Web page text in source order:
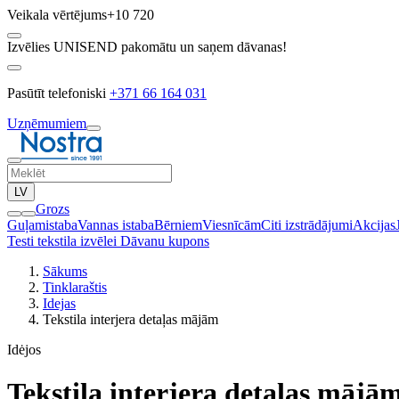
Veikala vērtējums+10 720
Izvēlies UNISEND pakomātu un saņem dāvanas!
Pasūtīt telefoniski +371 66 164 031
Uzņēmumiem
LV
Grozs
GuļamistabaVannas istabaBērniemViesnīcāmCiti izstrādājumiAkcijas
Testi tekstila izvēlei Dāvanu kupons
Sākums
Tinklaraštis
Idejas
Tekstila interjera detaļas mājām
Idėjos